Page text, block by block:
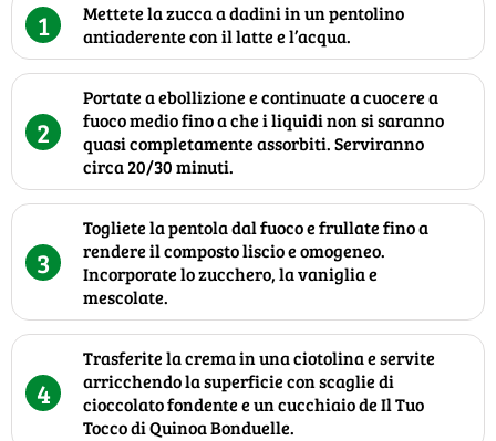
1
Mettete la zucca a dadini in un pentolino
antiaderente con il latte e l’acqua.
2
Portate a ebollizione e continuate a cuocere a
fuoco medio fino a che i liquidi non si saranno
quasi completamente assorbiti. Serviranno
circa 20/30 minuti.
3
Togliete la pentola dal fuoco e frullate fino a
rendere il composto liscio e omogeneo.
Incorporate lo zucchero, la vaniglia e
mescolate.
4
Trasferite la crema in una ciotolina e servite
arricchendo la superficie con scaglie di
cioccolato fondente e un cucchiaio de Il Tuo
Tocco di Quinoa Bonduelle.